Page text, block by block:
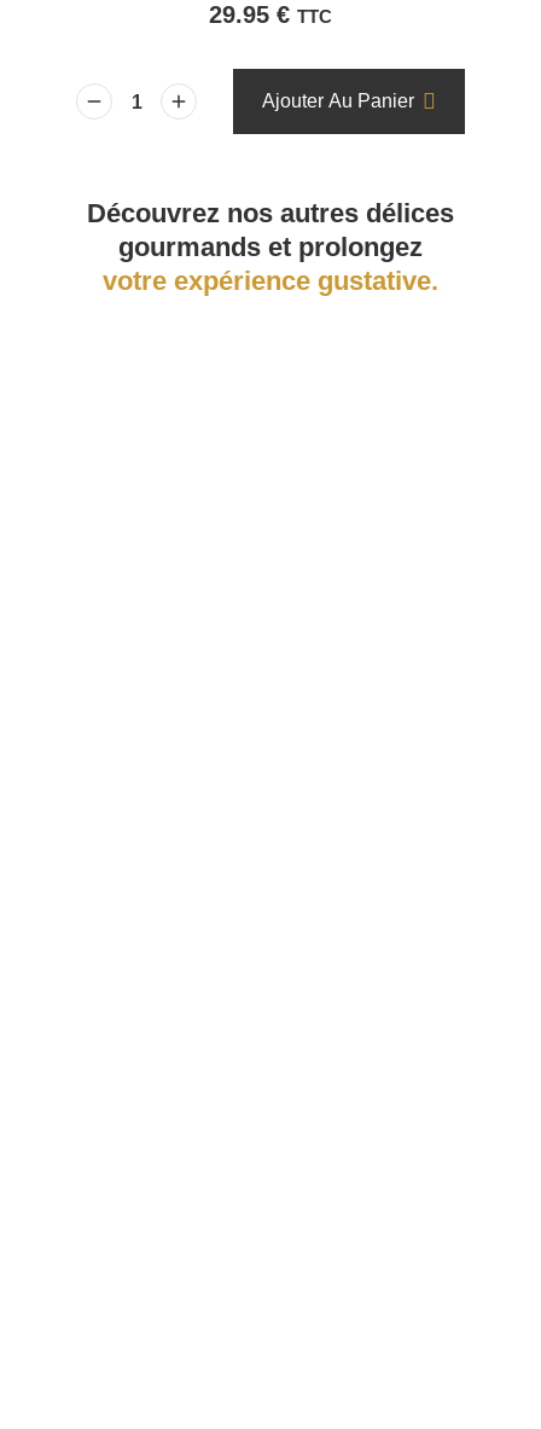
29.95 € TTC
Ajouter Au Panier
Découvrez nos autres délices
gourmands et prolongez
votre expérience gustative.